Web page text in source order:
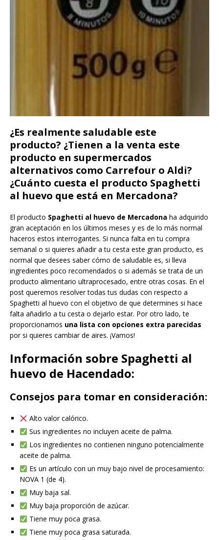
¿Es realmente saludable este
producto? ¿Tienen a la venta este
producto en supermercados
alternativos como Carrefour o Aldi?
¿Cuánto cuesta el producto Spaghetti
al huevo que está en Mercadona?
El producto Spaghetti al huevo de Mercadona ha adquirido
gran aceptación en los últimos meses y es de lo más normal
haceros estos interrogantes. Si nunca falta en tu compra
semanal o si quieres añadir a tu cesta este gran producto, es
normal que desees saber cómo de saludable es, si lleva
ingredientes poco recomendados o si además se trata de un
producto alimentario ultraprocesado, entre otras cosas. En el
post queremos resolver todas tus dudas con respecto a
Spaghetti al huevo con el objetivo de que determines si hace
falta añadirlo a tu cesta o dejarlo estar. Por otro lado, te
proporcionamos una lista con opciones extra parecidas
por si quieres cambiar de aires. ¡Vamos!
Información sobre Spaghetti al
huevo de Hacendado:
Consejos para tomar en consideración:
Alto valor calórico.
Sus ingredientes no incluyen aceite de palma.
Los ingredientes no contienen ninguno potencialmente
aceite de palma.
Es un artículo con un muy bajo nivel de procesamiento:
NOVA 1 (de 4).
Muy baja sal.
Muy baja proporción de azúcar.
Tiene muy poca grasa.
Tiene muy poca grasa saturada.